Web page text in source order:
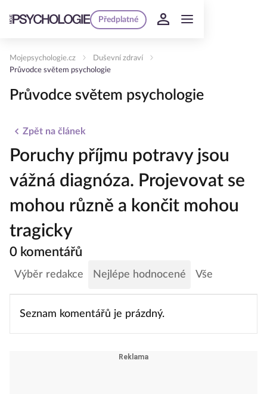
Předplatné
Mojepsychologie.cz
Duševní zdraví
Průvodce světem psychologie
Průvodce světem psychologie
Zpět na článek
Poruchy příjmu potravy jsou
vážná diagnóza. Projevovat se
mohou různě a končit mohou
tragicky
0 komentářů
Výběr redakce Nejlépe hodnocené Vše
Seznam komentářů je prázdný.